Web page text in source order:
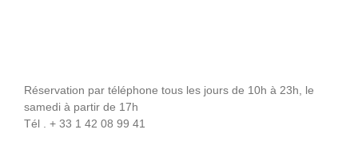
Réservation par téléphone tous les jours de 10h à 23h, le
samedi à partir de 17h
Tél . + 33 1 42 08 99 41